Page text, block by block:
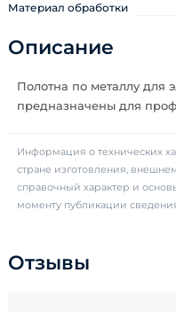
Материал обработки
Описание
Полотна по металлу для
предназначены для
Информация о технических
стране изготовления,
справочный характер и
моменту публикации
Отзывы